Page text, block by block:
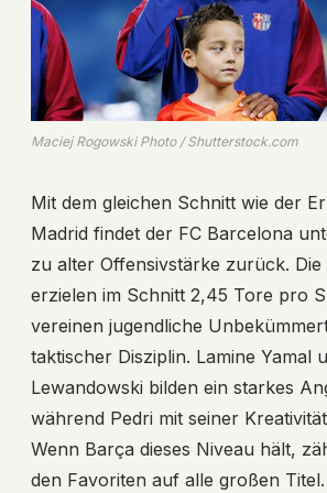
Maciej Rogowski Photo / Shutterstock.com
Mit dem gleichen Schnitt wie der
Madrid findet der FC Barcelona
zu alter Offensivstärke zurück. Die
erzielen im Schnitt 2,45 Tore pro
vereinen jugendliche
taktischer Disziplin. Lamine Yamal
Lewandowski bilden ein starkes
während Pedri mit seiner
Wenn Barça dieses Niveau hält,
den Favoriten auf alle großen Titel.